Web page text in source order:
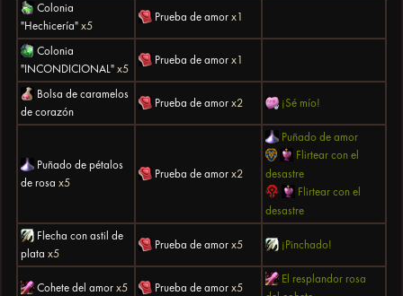
Colonia
"Hechicería" x5
Prueba de amor x1
Colonia
"INCONDICIONAL" x5
Prueba de amor x1
Bolsa de caramelos
de corazón
Prueba de amor x2 ¡Sé mío!
Puñado de pétalos
de rosa x5
Prueba de amor x2
Puñado de amor
Flirtear con el
desastre
Flirtear con el
desastre
Flecha con astil de
plata x5
Prueba de amor x5 ¡Pinchado!
Cohete del amor x5 Prueba de amor x5
El resplandor rosa